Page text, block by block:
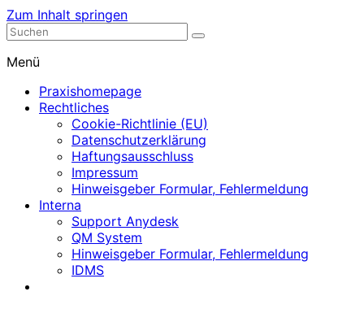
Zum Inhalt springen
Nephrologische Praxis mit Dialyse
Menü
Praxishomepage
Rechtliches
Cookie-Richtlinie (EU)
Datenschutzerklärung
Haftungsausschluss
Impressum
Hinweisgeber Formular, Fehlermeldung
Interna
Support Anydesk
QM System
Hinweisgeber Formular, Fehlermeldung
IDMS